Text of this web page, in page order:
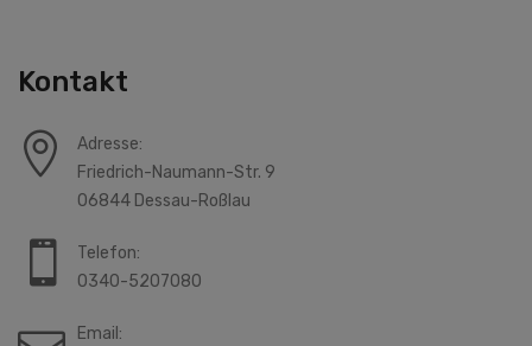
Kontakt
Adresse:
Friedrich-Naumann-Str. 9
06844 Dessau-Roßlau
Telefon:
0340-5207080
Email: